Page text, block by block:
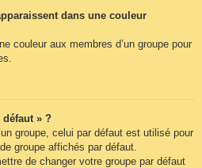
dans une couleur
couleur aux membres d’un groupe pour
défaut » ?
groupe, celui par défaut est utilisé pour
groupe affichés par défaut.
de changer votre groupe par défaut